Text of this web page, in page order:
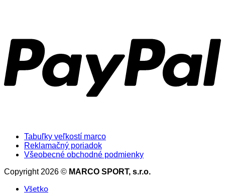
Tabuľky veľkostí marco
Reklamačný poriadok
Všeobecné obchodné podmienky
Copyright 2026 © MARCO SPORT, s.r.o.
Všetko